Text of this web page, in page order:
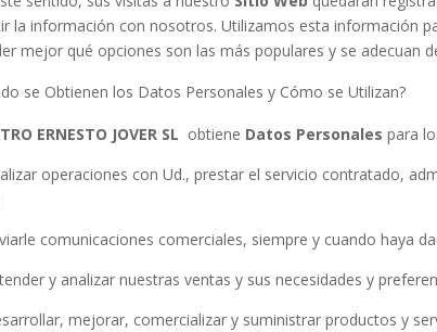
la información con nosotros. Utilizamos esta información
mejor qué opciones son las más populares y se adecuan
se Obtienen los Datos Personales y Cómo se Utilizan?
ERNESTO JOVER SL obtiene Datos Personales para
operaciones con Ud., prestar el servicio contratado,
comunicaciones comerciales, siempre y cuando haya
y analizar nuestras ventas y sus necesidades y
mejorar, comercializar y suministrar productos y